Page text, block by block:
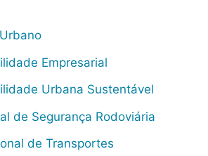
Empresarial
Urbana Sustentável
de Segurança Rodoviária
de Transportes